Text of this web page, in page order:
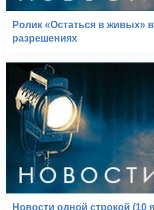
Ролик «Остаться в живых»
разрешениях
Новости одной строкой (10